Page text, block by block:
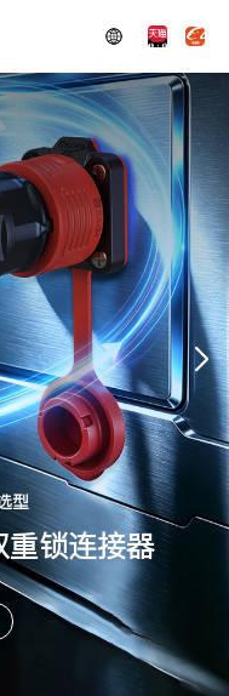
型
锁连接器